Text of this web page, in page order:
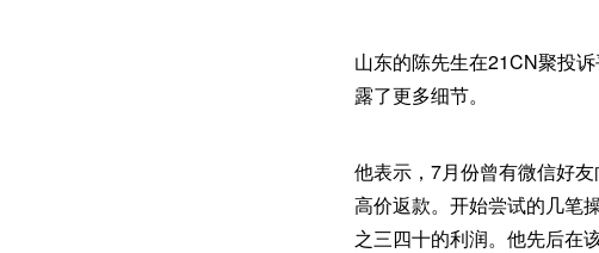
山东的陈先生在21CN聚投
露了更多细节。
他表示，7月份曾有微信好
高价返款。开始尝试的几笔
之三四十的利润。他先后在